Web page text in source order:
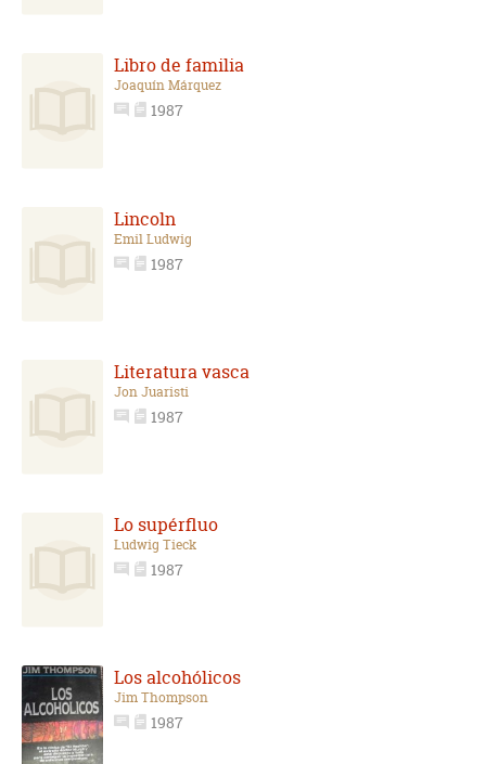
Libro de familia
Joaquín Márquez
1987
Lincoln
Emil Ludwig
1987
Literatura vasca
Jon Juaristi
1987
Lo supérfluo
Ludwig Tieck
1987
Los alcohólicos
Jim Thompson
1987